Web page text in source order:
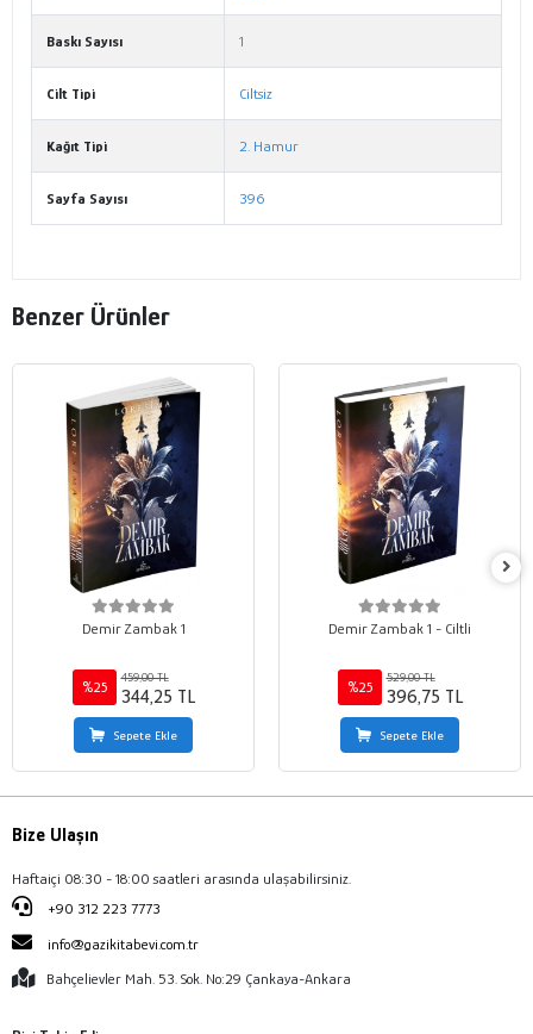
Baskı Sayısı 1
Cilt Tipi Ciltsiz
Kağıt Tipi 2. Hamur
Sayfa Sayısı 396
Benzer Ürünler
Demir Zambak 1
%25
459,00 TL
344,25 TL
Sepete Ekle
Demir Zambak 1 - Ciltli
%25
529,00 TL
396,75 TL
Sepete Ekle
Bize Ulaşın
Haftaiçi 08:30 - 18:00 saatleri arasında ulaşabilirsiniz.
+90 312 223 7773
info@gazikitabevi.com.tr
Bahçelievler Mah. 53. Sok. No:29 Çankaya-Ankara